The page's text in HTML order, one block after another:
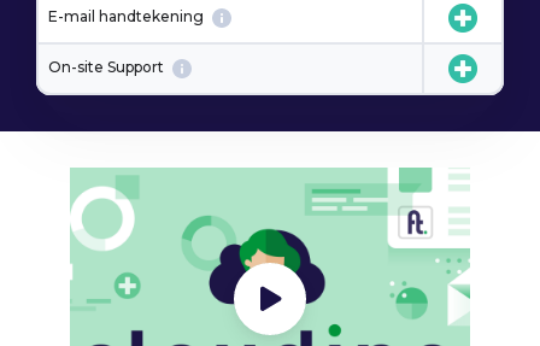
E-mail handtekening
On-site Support